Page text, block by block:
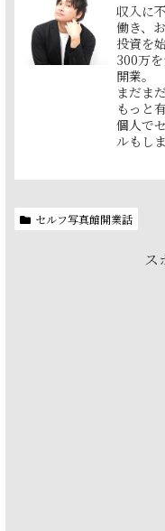
収入に
働き、
投資を
300万
開業。
まだま
もっと
個人で
ルもし
セルフ写真館開業話
ス